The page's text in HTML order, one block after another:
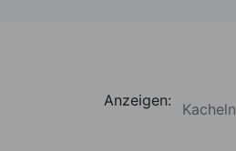
Anzeigen: Kacheln